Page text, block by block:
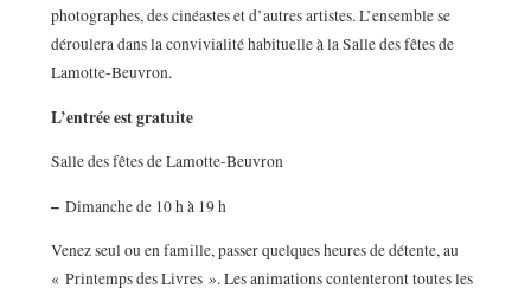
photographes, des cinéastes et d’autres artistes. L’ensemble se
déroulera dans la convivialité habituelle à la Salle des fêtes de
Lamotte-Beuvron.
L’entrée est gratuite
Salle des fêtes de Lamotte-Beuvron
–Dimanche de 10 h à 19 h
Venez seul ou en famille, passer quelques heures de détente, au
« Printemps des Livres ». Les animations contenteront toutes les